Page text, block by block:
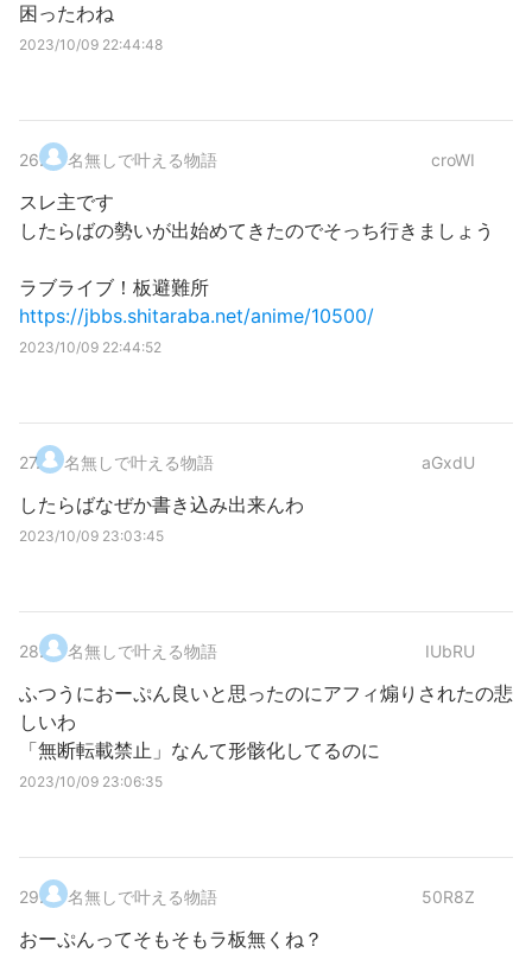
困ったわね
2023/10/09 22:44:48
26. 名無しで叶える物語 croWI
スレ主です
したらばの勢いが出始めてきたのでそっち行きましょう
ラブライブ！板避難所
https://jbbs.shitaraba.net/anime/10500/
2023/10/09 22:44:52
27. 名無しで叶える物語 aGxdU
したらばなぜか書き込み出来んわ
2023/10/09 23:03:45
28. 名無しで叶える物語 IUbRU
ふつうにおーぷん良いと思ったのにアフィ煽りされたの悲
しいわ
「無断転載禁止」なんて形骸化してるのに
2023/10/09 23:06:35
29. 名無しで叶える物語 50R8Z
おーぷんってそもそもラ板無くね？